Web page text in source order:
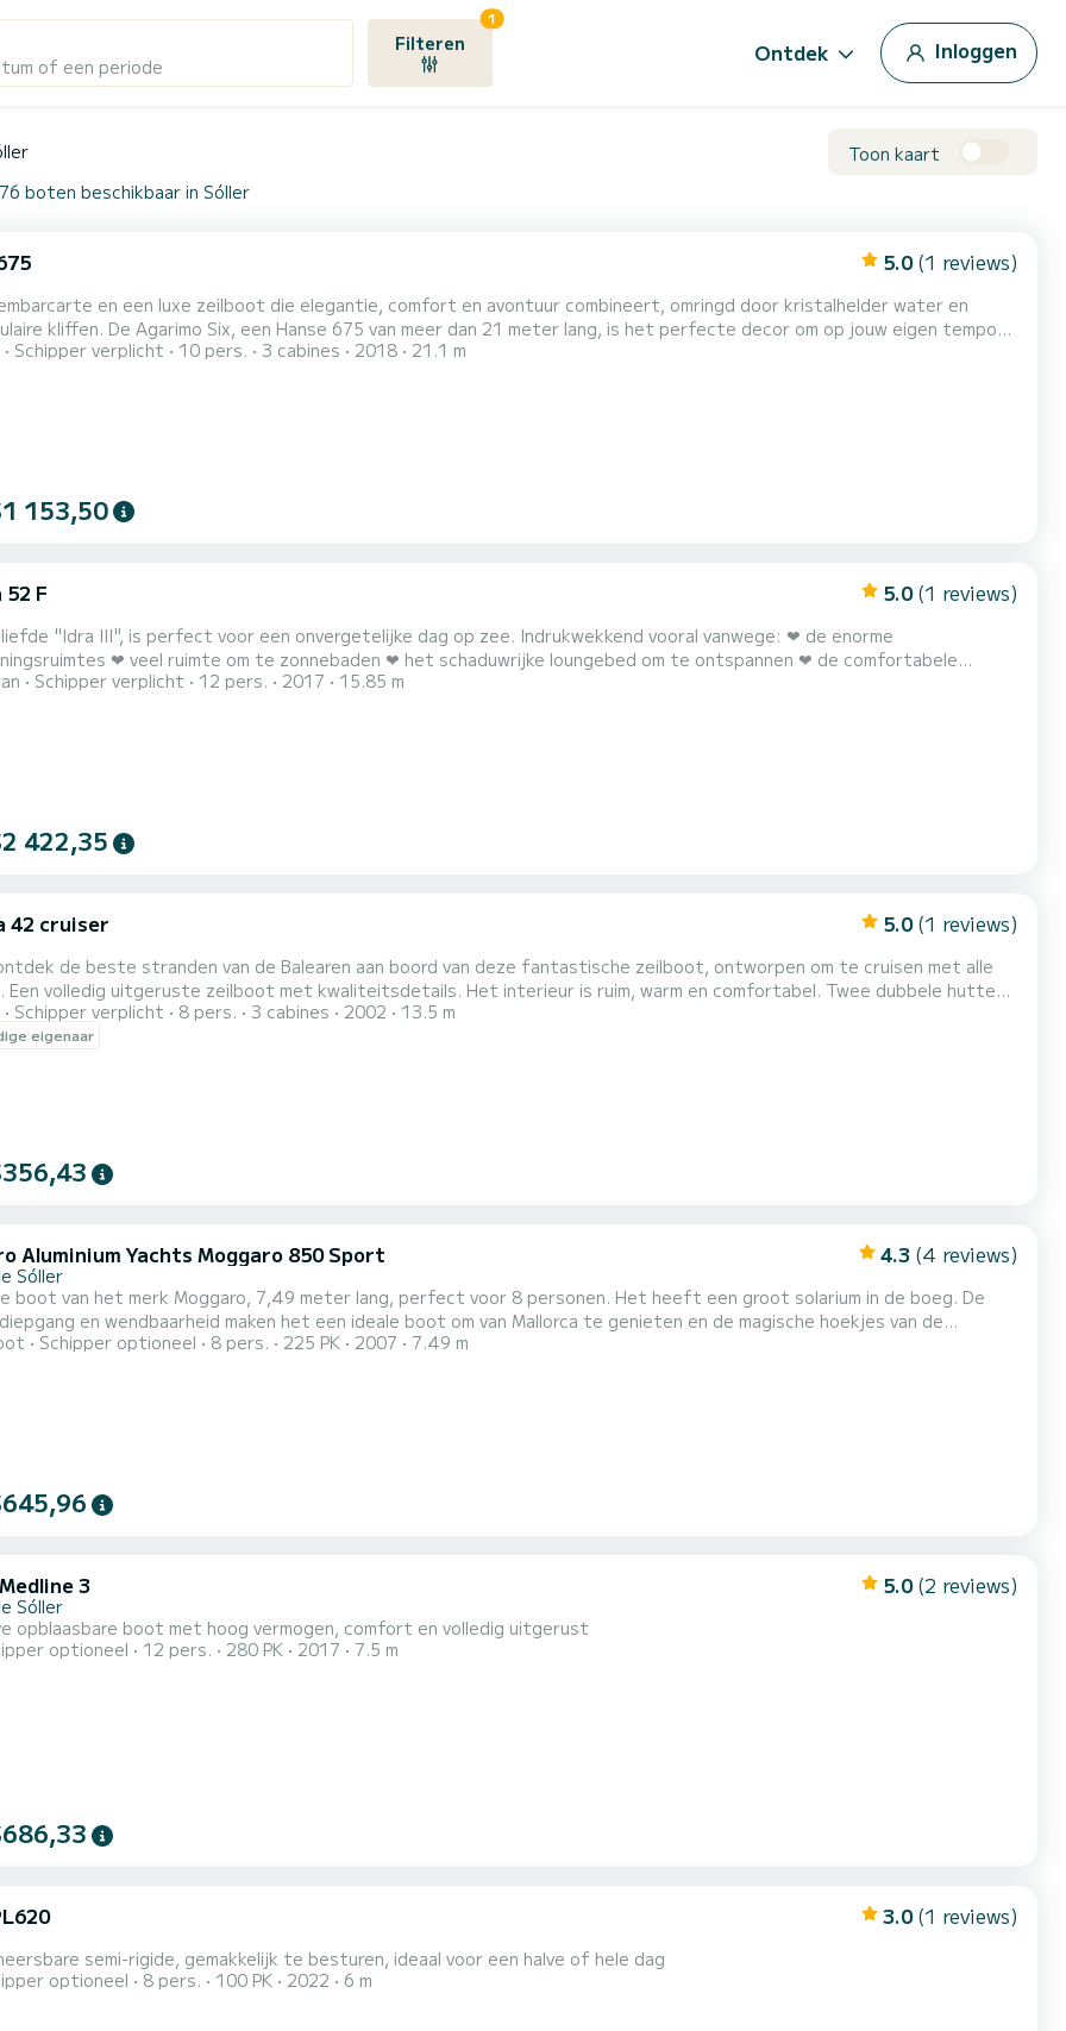
of een periode
Filteren
1
Ontdek Inloggen
Toon kaart
boten beschikbaar in Sóller
5.0 (1 reviews)
embarcarte en een luxe zeilboot die elegantie, comfort en avontuur combineert, omringd door kristalhelder water en
kliffen. De Agarimo Six, een Hanse 675 van meer dan 21 meter lang, is het perfecte decor om op jouw eigen tempo
zonder haast of strikte routes. Je kunt kiezen om te zeilen langs verborgen baaien, voor anker te gaan
Schipper verplicht 10 pers. 3 cabines 2018 21.1 m
153,50
52 F 5.0 (1 reviews)
"Idra III", is perfect voor een onvergetelijke dag op zee. Indrukwekkend vooral vanwege: ❤︎ de enorme
❤︎ veel ruimte om te zonnebaden ❤︎ het schaduwrijke loungebed om te ontspannen ❤︎ de comfortabele
tot 10 personen om van te smullen! Inbegrepen in de prijs: ✔︎ alle bootuitrusting ✔︎ handdoeken ✔︎
Schipper verplicht 12 pers. 2017 15.85 m
422,35
42 cruiser 5.0 (1 reviews)
de beste stranden van de Balearen aan boord van deze fantastische zeilboot, ontworpen om te cruisen met alle
gedeelde badkamer en douche. Een hut in de boeg, met een tweepersoonsbed en een stapelbed, met een badkamer
Schipper verplicht 8 pers. 3 cabines 2002 13.5 m
eigenaar
Aluminium Yachts Moggaro 850 Sport 4.3 (4 reviews)
Sóller
boot van het merk Moggaro, 7,49 meter lang, perfect voor 8 personen. Het heeft een groot solarium in de boeg. De
en wendbaarheid maken het een ideale boot om van Mallorca te genieten en de magische hoekjes van de
werelderfgoed) te ontdekken Met een ligplaats in Port de Sóller, Mallorca heeft u gemakkelijk toegang
Schipper optioneel 8 pers. 225 PK 2007 7.49 m
3 5.0 (2 reviews)
Sóller
opblaasbare boot met hoog vermogen, comfort en volledig uitgerust
optioneel 12 pers. 280 PK 2017 7.5 m
3.0 (1 reviews)
semi-rigide, gemakkelijk te besturen, ideaal voor een halve of hele dag
optioneel 8 pers. 100 PK 2022 6 m